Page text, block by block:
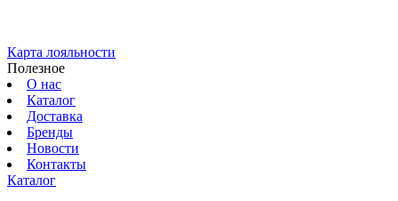
Карта лояльности
Полезное
О нас
Каталог
Доставка
Бренды
Новости
Контакты
Каталог